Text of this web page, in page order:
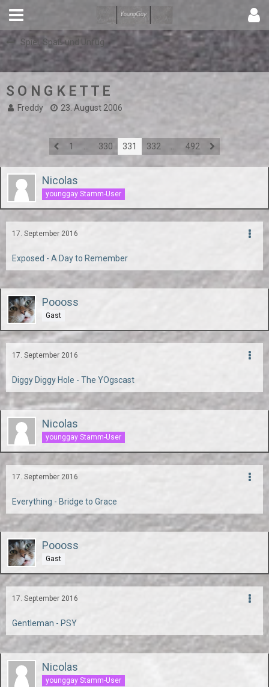
Spiel, Spaß und Unfug
S O N G K E T T E
Freddy 23. August 2006
1 330 331 332 492
Nicolas
younggay Stamm-User
17. September 2016
Exposed - A Day to Remember
Poooss
Gast
17. September 2016
Diggy Diggy Hole - The YOgscast
Nicolas
younggay Stamm-User
17. September 2016
Everything - Bridge to Grace
Poooss
Gast
17. September 2016
Gentleman - PSY
Nicolas
younggay Stamm-User